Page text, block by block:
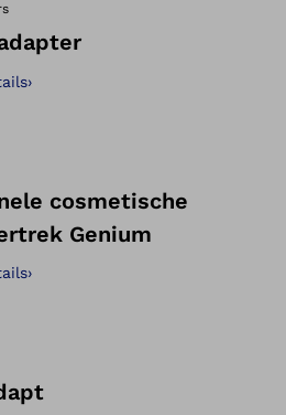
›
de
cosmetische
Genium
›